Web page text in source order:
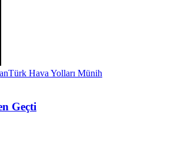
Türk Hava Yolları Münih
Geçti